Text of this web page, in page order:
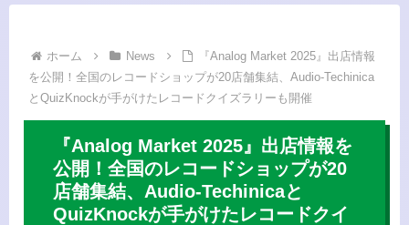
ホーム News
『Analog Market 2025』出店情報
を公開！全国のレコードショップが20店舗集結、Audio-Techinica
とQuizKnockが手がけたレコードクイズラリーも開催
『Analog Market 2025』出店情報を
公開！全国のレコードショップが20
店舗集結、Audio-Techinicaと
QuizKnockが手がけたレコードクイ